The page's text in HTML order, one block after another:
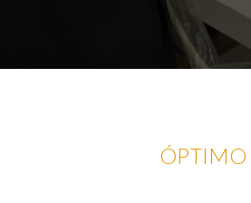
ÓPTIMO